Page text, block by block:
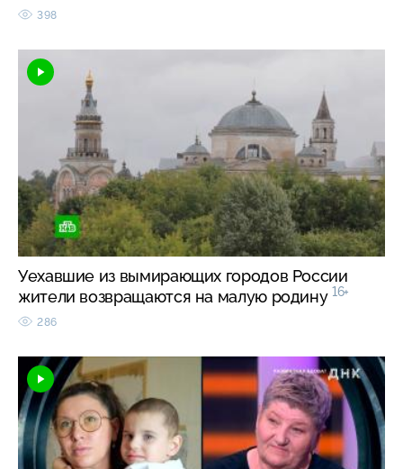
398
Уехавшие из вымирающих городов России
жители возвращаются на малую родину 16+
286